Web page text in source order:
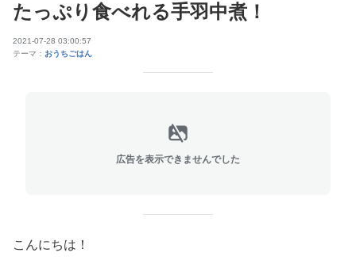
たっぷり食べれる手羽中煮！
2021-07-28 03:00:57
テーマ： おうちごはん
広告を表示できませんでした
こんにちは！